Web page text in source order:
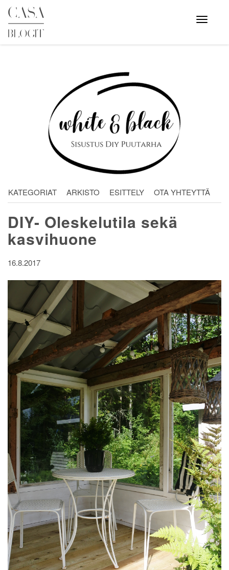
Skip
content
Avaa
valikko
KATEGORIAT ARKISTO ESITTELY OTA YHTEYTTÄ
DIY- Oleskelutila sekä
kasvihuone
16.8.2017